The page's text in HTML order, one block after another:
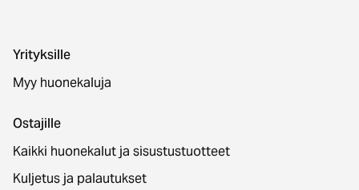
Yrityksille
Myy huonekaluja
Ostajille
Kaikki huonekalut ja sisustustuotteet
Kuljetus ja palautukset